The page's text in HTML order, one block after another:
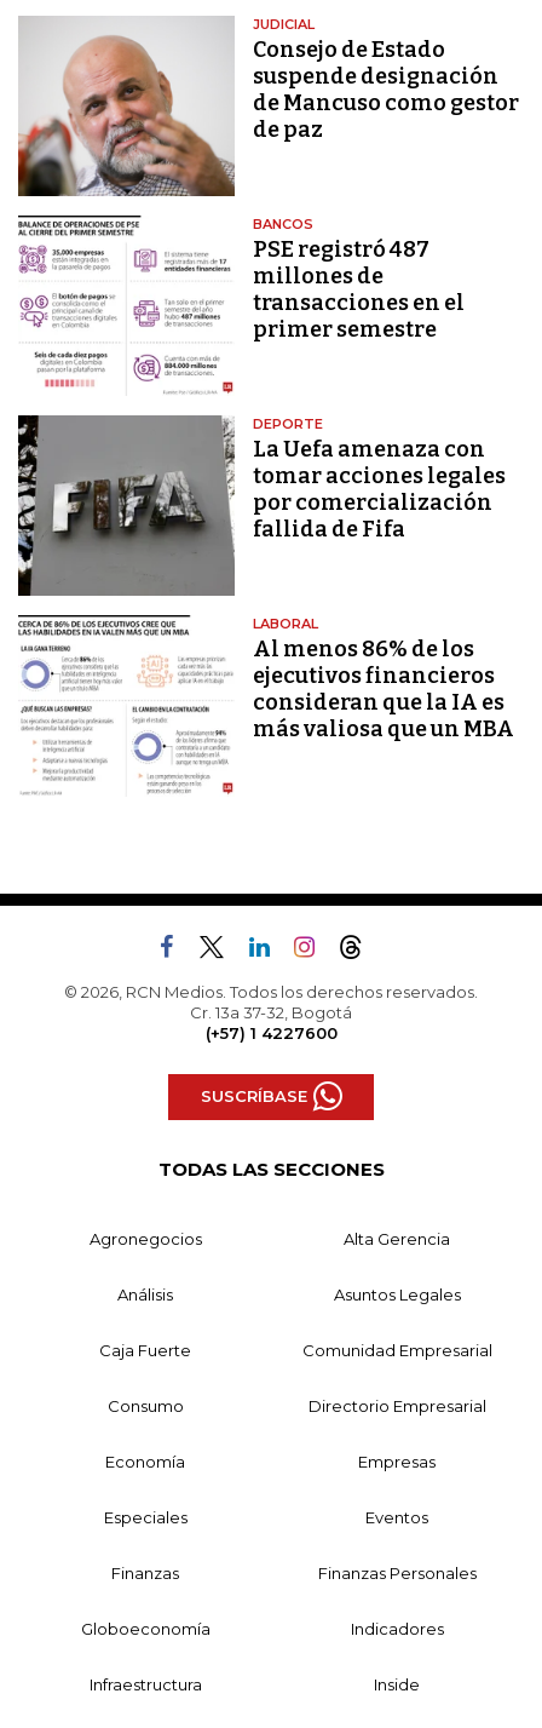
JUDICIAL
Consejo de Estado
suspende designación
de Mancuso como gestor
de paz
BANCOS
PSE registró 487
millones de
transacciones en el
primer semestre
DEPORTE
La Uefa amenaza con
tomar acciones legales
por comercialización
fallida de Fifa
LABORAL
Al menos 86% de los
ejecutivos financieros
consideran que la IA es
más valiosa que un MBA
© 2026, RCN Medios. Todos los derechos reservados.
Cr. 13a 37-32, Bogotá
(+57) 1 4227600
SUSCRÍBASE
TODAS LAS SECCIONES
Agronegocios Alta Gerencia
Análisis Asuntos Legales
Caja Fuerte Comunidad Empresarial
Consumo Directorio Empresarial
Economía Empresas
Especiales Eventos
Finanzas Finanzas Personales
Globoeconomía Indicadores
Infraestructura Inside